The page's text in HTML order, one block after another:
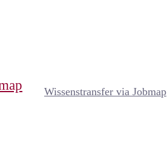
Wissenstransfer via Jobmap